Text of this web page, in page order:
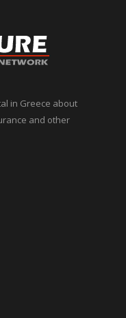
in Greece about
and other